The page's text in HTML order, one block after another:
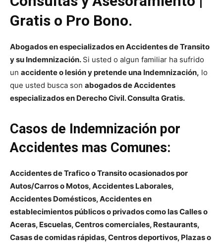
Gratis o Pro Bono.
Abogados en especializados en Accidentes de Transito
y su Indemnización. Si usted o algun familiar ha sufrido
un accidente olesióny pretende una Indemnización, lo
que usted busca son abogados de Accidentes
especializados en Derecho Civil. Consulta Gratis.
Casos de Indemnización por
Accidentes mas Comunes:
Accidentes de Trafico o Transito ocasionados por
Autos/Carros o Motos, Accidentes Laborales,
Accidentes Domésticos, Accidentes en
establecimientos públicos o privados como las Calles o
Aceras, Escuelas, Centros comerciales, Restaurants,
Casas de comidas rápidas, Centros deportivos, Plazas o